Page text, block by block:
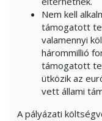
Nem kell
támogatott
valamennyi
hárommillió
támogatott
ütközik az
vett állami
A pályázati